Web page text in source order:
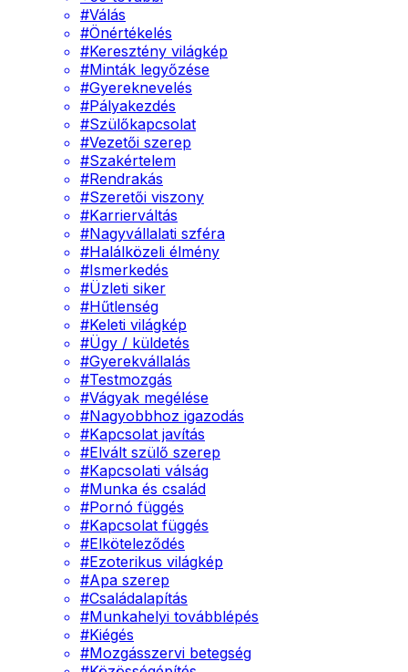
#Válás
#Önértékelés
#Keresztény világkép
#Minták legyőzése
#Gyereknevelés
#Pályakezdés
#Szülőkapcsolat
#Vezetői szerep
#Szakértelem
#Rendrakás
#Szeretői viszony
#Karrierváltás
#Nagyvállalati szféra
#Halálközeli élmény
#Ismerkedés
#Üzleti siker
#Hűtlenség
#Keleti világkép
#Ügy / küldetés
#Gyerekvállalás
#Testmozgás
#Vágyak megélése
#Nagyobbhoz igazodás
#Kapcsolat javítás
#Elvált szülő szerep
#Kapcsolati válság
#Munka és család
#Pornó függés
#Kapcsolat függés
#Elköteleződés
#Ezoterikus világkép
#Apa szerep
#Családalapítás
#Munkahelyi továbblépés
#Kiégés
#Mozgásszervi betegség